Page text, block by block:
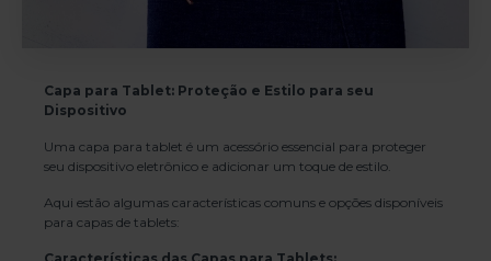
Capa para Tablet: Proteção e Estilo para seu
Dispositivo
Uma capa para tablet é um acessório essencial para proteger
seu dispositivo eletrônico e adicionar um toque de estilo.
Aqui estão algumas características comuns e opções disponíveis
para capas de tablets: